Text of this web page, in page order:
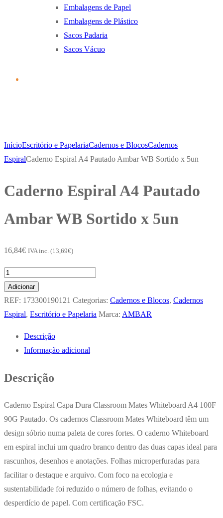
Embalagens de Papel
Embalagens de Plástico
Sacos Padaria
Sacos Vácuo
InícioEscritório e PapelariaCadernos e BlocosCadernos
EspiralCaderno Espiral A4 Pautado Ambar WB Sortido x 5un
Caderno Espiral A4 Pautado
Ambar WB Sortido x 5un
16,84€ IVA inc. (13,69€)
Quantidade
de
Caderno
Espiral
Pautado
Ambar
Sortido
Adicionar
REF: 173300190121 Categorias: Cadernos e Blocos, Cadernos
Espiral, Escritório e Papelaria Marca: AMBAR
Descrição
Informação adicional
Descrição
Caderno Espiral Capa Dura Classroom Mates Whiteboard A4 100F
90G Pautado. Os cadernos Classroom Mates Whiteboard têm um
design sóbrio numa paleta de cores fortes. O caderno Whiteboard
em espiral inclui um quadro branco dentro das duas capas ideal para
rascunhos, desenhos e anotações. Folhas microperfuradas para
facilitar o destaque e arquivo. Com foco na ecologia e
sustentabilidade foi reduzido o número de folhas, evitando o
desperdício de papel. Com certificação FSC.